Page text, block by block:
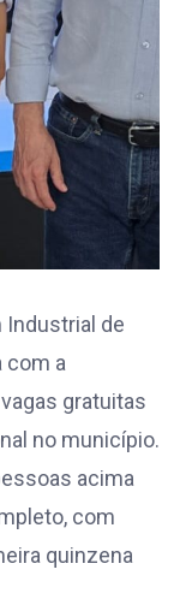
Industrial de
com a
gratuitas
no município.
acima
com
quinzena